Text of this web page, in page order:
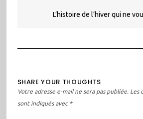
L’histoire de l’hiver qui ne
SHARE YOUR THOUGHTS
Votre adresse e-mail ne sera pas publiée. Les
sont indiqués avec *